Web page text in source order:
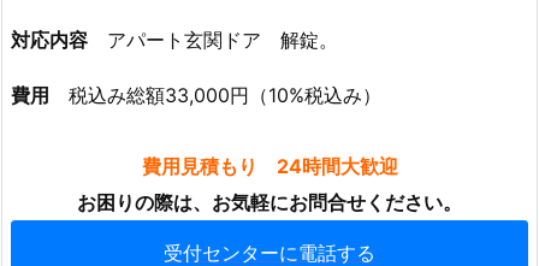
長
対応内容 アパート玄関ドア 解錠。
費用 税込み総額33,000円（10%税込み）
費用見積もり 24時間大歓迎
お困りの際は、お気軽にお問合せください。
受付センターに電話する